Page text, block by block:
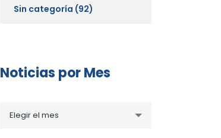
Sin categoría (92)
Noticias por Mes
porElegir el mes